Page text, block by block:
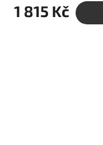
1 815 Kč